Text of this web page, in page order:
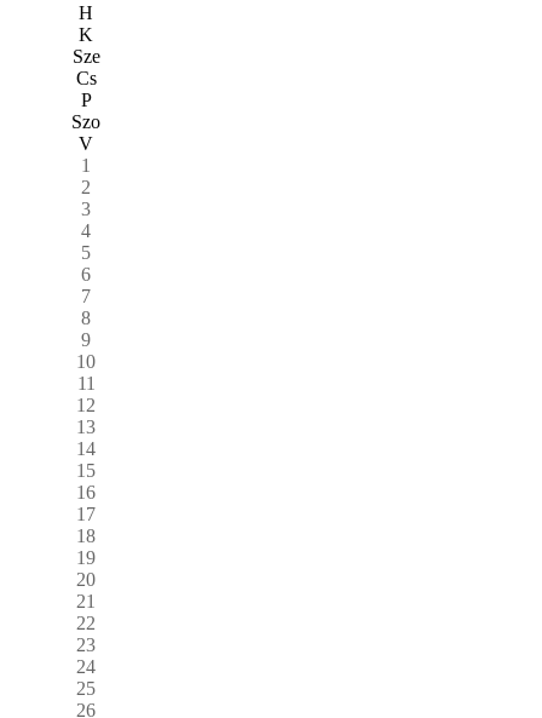
H
K
Sze
Cs
P
Szo
V
1
2
3
4
5
6
7
8
9
10
11
12
13
14
15
16
17
18
19
20
21
22
23
24
25
26